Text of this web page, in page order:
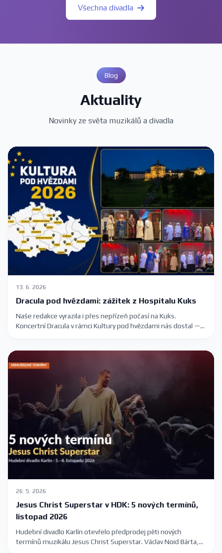
Všechna divadla
Blog
Aktuality
Novinky ze světa muzikálů a divadla
13. 6. 2026
Dracula pod hvězdami: zážitek z Hospitalu Kuks
Naše redakce vyrazila i přes nepřízeň počasí na Kuks.
Koncertní Dracula v rámci Kultury pod hvězdami nás dostal —
26. 5. 2026
Jesus Christ Superstar v HDK: 5 nových termínů,
listopad 2026
Hudební divadlo Karlín otevřelo předprodej pěti nových
termínů muzikálu Jesus Christ Superstar. Václav Noid Bárta,